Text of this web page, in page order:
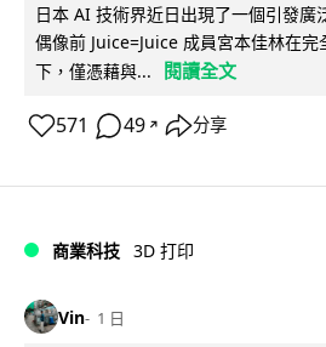
日本 AI 技術界近日出現了一個引發廣
偶像前 Juice=Juice 成員宮本佳林在
下，僅憑藉與...
閱讀全文
571 49 ↗ 分享
商業科技 3D 打印
Vin 1 日